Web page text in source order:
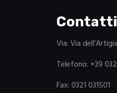
Contatti
Via: Via
Telefono: +39
Fax: 0321 031501